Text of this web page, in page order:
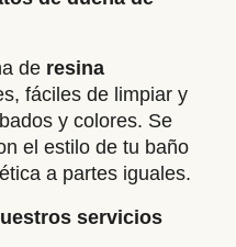
de resina
fáciles de limpiar y
y colores. Se
el estilo de tu baño
a partes iguales.
servicios